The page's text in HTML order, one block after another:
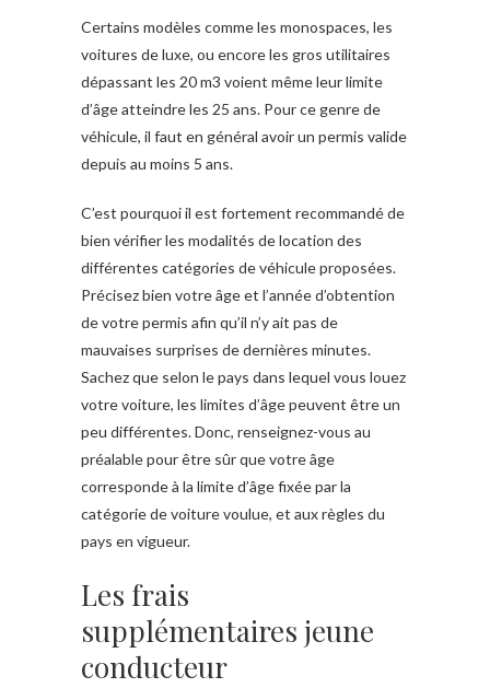
Certains modèles comme les monospaces, les
voitures de luxe, ou encore les gros utilitaires
dépassant les 20 m3 voient même leur limite
d’âge atteindre les 25 ans. Pour ce genre de
véhicule, il faut en général avoir un permis valide
depuis au moins 5 ans.
C’est pourquoi il est fortement recommandé de
bien vérifier les modalités de location des
différentes catégories de véhicule proposées.
Précisez bien votre âge et l’année d’obtention
de votre permis afin qu’il n’y ait pas de
mauvaises surprises de dernières minutes.
Sachez que selon le pays dans lequel vous louez
votre voiture, les limites d’âge peuvent être un
peu différentes. Donc, renseignez-vous au
préalable pour être sûr que votre âge
corresponde à la limite d’âge fixée par la
catégorie de voiture voulue, et aux règles du
pays en vigueur.
Les frais
supplémentaires jeune
conducteur